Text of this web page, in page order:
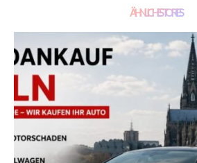
ÄHNLICHE STORIES